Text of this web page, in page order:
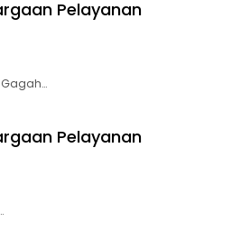
Pelayanan
Gagah…
Pelayanan